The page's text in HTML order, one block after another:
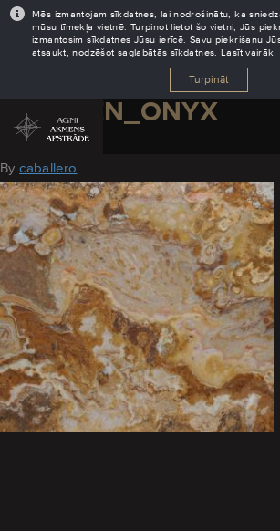
Mēs izmantojam sīkdatnes, lai nodrošinātu, ka
mūsu tīmekļa vietnē. Turpinot lietot šo vietni, Jūs
izmantosim sīkdatnes Jūsu ierīcē. Savu piekrišanu
atsaukt, nodzēšot saglabātās sīkdatnes. Lasīt vairāk
Turpināt
WOODEN_ONYX
August 10, 2016
Bycaballero